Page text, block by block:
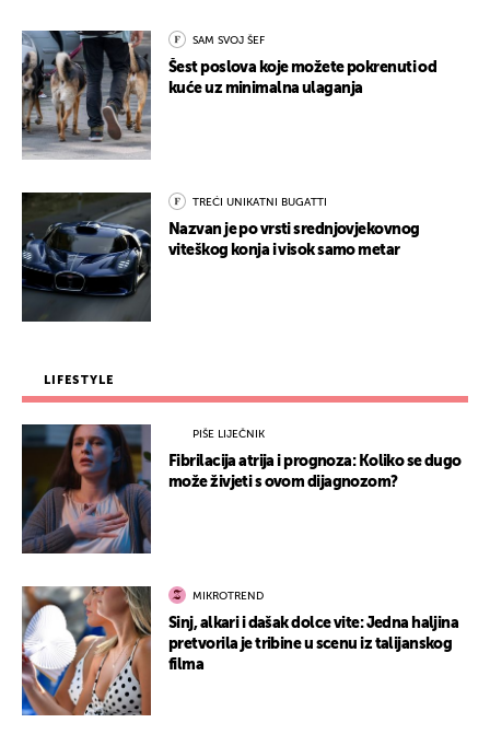
SAM SVOJ ŠEF
Šest poslova koje možete pokrenuti od
kuće uz minimalna ulaganja
TREĆI UNIKATNI BUGATTI
Nazvan je po vrsti srednjovjekovnog
viteškog konja i visok samo metar
LIFESTYLE
PIŠE LIJEČNIK
Fibrilacija atrija i prognoza: Koliko se dugo
može živjeti s ovom dijagnozom?
MIKROTREND
Sinj, alkari i dašak dolce vite: Jedna haljina
pretvorila je tribine u scenu iz talijanskog
filma